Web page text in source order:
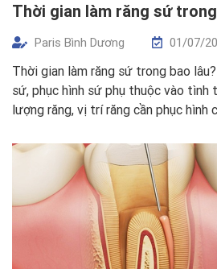
Thời gian làm răng sứ
Paris Bình Dương 01/07/
Thời gian làm răng sứ trong bao
sứ, phục hình sứ phụ thuộc vào tình
lượng răng, vị trí răng cần phục hình
Sứ Trong Bao Lâu Tuy nhiên có thể